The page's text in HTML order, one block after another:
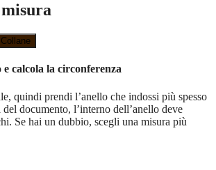
Collane
calcola la circonferenza
quindi prendi l’anello che indossi più spesso
documento, l’interno dell’anello deve
Se hai un dubbio, scegli una misura più